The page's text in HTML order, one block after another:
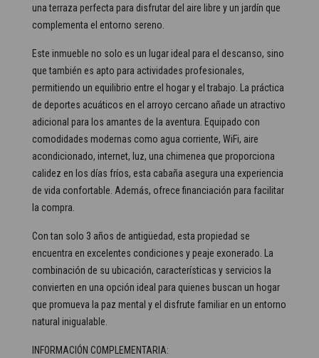
una terraza perfecta para disfrutar del aire libre y un jardín que
complementa el entorno sereno.
Este inmueble no solo es un lugar ideal para el descanso, sino
que también es apto para actividades profesionales,
permitiendo un equilibrio entre el hogar y el trabajo. La práctica
de deportes acuáticos en el arroyo cercano añade un atractivo
adicional para los amantes de la aventura. Equipado con
comodidades modernas como agua corriente, WiFi, aire
acondicionado, internet, luz, una chimenea que proporciona
calidez en los días fríos, esta cabaña asegura una experiencia
de vida confortable. Además, ofrece financiación para facilitar
la compra.
Con tan solo 3 años de antigüedad, esta propiedad se
encuentra en excelentes condiciones y peaje exonerado. La
combinación de su ubicación, características y servicios la
convierten en una opción ideal para quienes buscan un hogar
que promueva la paz mental y el disfrute familiar en un entorno
natural inigualable.
INFORMACIÓN COMPLEMENTARIA: